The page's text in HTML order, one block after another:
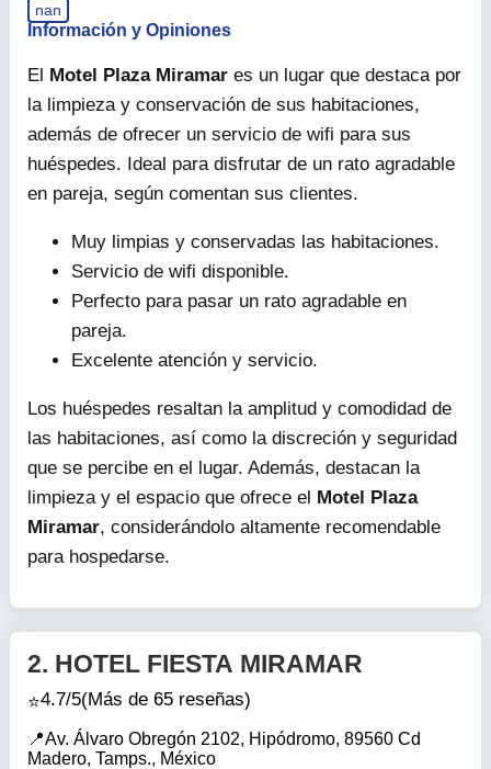
nan
Información y Opiniones
El Motel Plaza Miramar es un lugar que destaca por
la limpieza y conservación de sus habitaciones,
además de ofrecer un servicio de wifi para sus
huéspedes. Ideal para disfrutar de un rato agradable
en pareja, según comentan sus clientes.
Muy limpias y conservadas las habitaciones.
Servicio de wifi disponible.
Perfecto para pasar un rato agradable en
pareja.
Excelente atención y servicio.
Los huéspedes resaltan la amplitud y comodidad de
las habitaciones, así como la discreción y seguridad
que se percibe en el lugar. Además, destacan la
limpieza y el espacio que ofrece el Motel Plaza
Miramar, considerándolo altamente recomendable
para hospedarse.
2. HOTEL FIESTA MIRAMAR
4.7/5(Más de 65 reseñas)
Av. Álvaro Obregón 2102, Hipódromo, 89560 Cd
Madero, Tamps., México